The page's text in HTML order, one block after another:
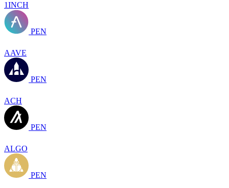
1INCH
PEN
AAVE
PEN
ACH
PEN
ALGO
PEN